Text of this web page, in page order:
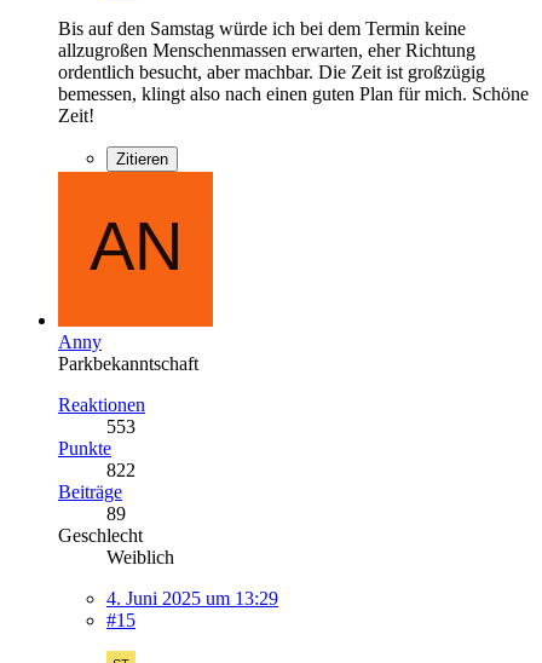
Bis auf den Samstag würde ich bei dem Termin keine
allzugroßen Menschenmassen erwarten, eher Richtung
ordentlich besucht, aber machbar. Die Zeit ist großzügig
bemessen, klingt also nach einen guten Plan für mich. Schöne
Zeit!
Zitieren
Anny
Parkbekanntschaft
Reaktionen
553
Punkte
822
Beiträge
89
Geschlecht
Weiblich
4. Juni 2025 um 13:29
#15